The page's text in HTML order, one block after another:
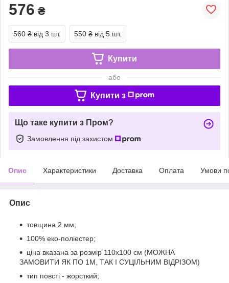
576 ₴
560 ₴ від 3 шт. 550 ₴ від 5 шт.
Купити
або
Купити з
Що таке купити з Пром?
Замовлення під захистом
Опис Характеристики Доставка Оплата Умови
Опис
товщина 2 мм;
100% еко-поліестер;
ціна вказана за розмір 110х100 см (МОЖНА
ЗАМОВИТИ ЯК ПО 1М, ТАК І СУЦІЛЬНИМ ВІДРІЗОМ)
тип повсті - жорсткий;